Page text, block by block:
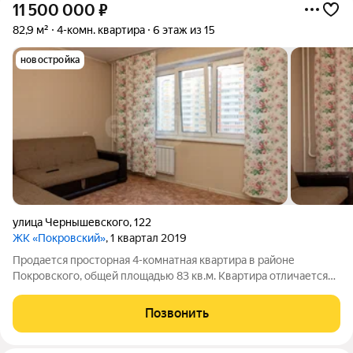
11 500 000 ₽
82,9 м² 4-комн. квартира 6 этаж из 15
новостройка
улица Чернышевского,122
ЖК «Покровский», 1 квартал 2019
Продается просторная 4-комнатная квартира в районе
Покровского, общей площадью 83 кв.м. Квартира отличается
обеспечивает комфорт для большой семьи или возможности
для организации личного
Позвонить